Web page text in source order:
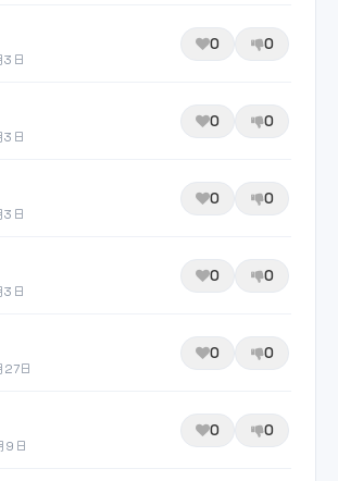
3日
0 0
3日
0 0
3日
0 0
3日
0 0
日
0 0
9日
0 0